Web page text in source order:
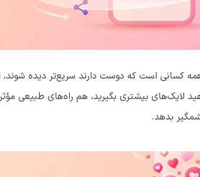
کسانی است که دوست دارند سریع‌تر دیده شوند،
لایک‌های بیشتری بگیرید، هم راه‌های طبیعی
بدهد.